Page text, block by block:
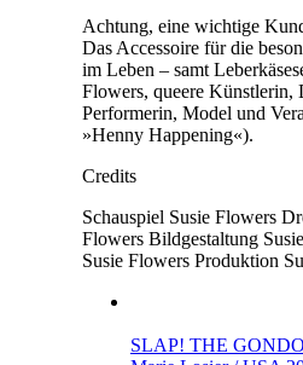
Achtung, eine wichtige
Das Accessoire für die
im Leben – samt
Flowers, queere Künstlerin,
Performerin, Model und
»Henny Happening«).
Credits
Schauspiel Susie Flowers
Flowers Bildgestaltung
Susie Flowers Produktion
SLAP! THE